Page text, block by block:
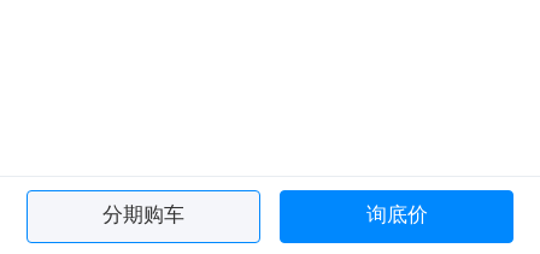
分期购车 询底价